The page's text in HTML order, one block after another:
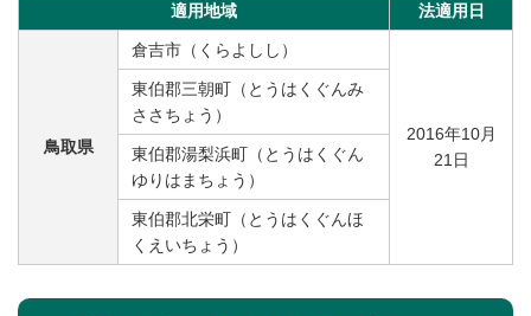
適用地域 法適用日
鳥取県
倉吉市（くらよしし）
2016年10月
21日
東伯郡三朝町（とうはくぐんみ
ささちょう）
東伯郡湯梨浜町（とうはくぐん
ゆりはまちょう）
東伯郡北栄町（とうはくぐんほ
くえいちょう）